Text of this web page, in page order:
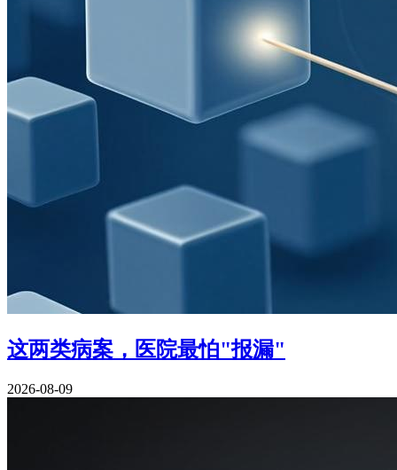
这两类病案，医院最怕"报漏"
2026-08-09